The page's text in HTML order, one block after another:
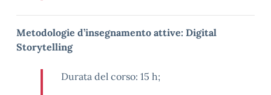
Metodologie d’insegnamento attive: Digital
Storytelling
Durata del corso: 15 h;